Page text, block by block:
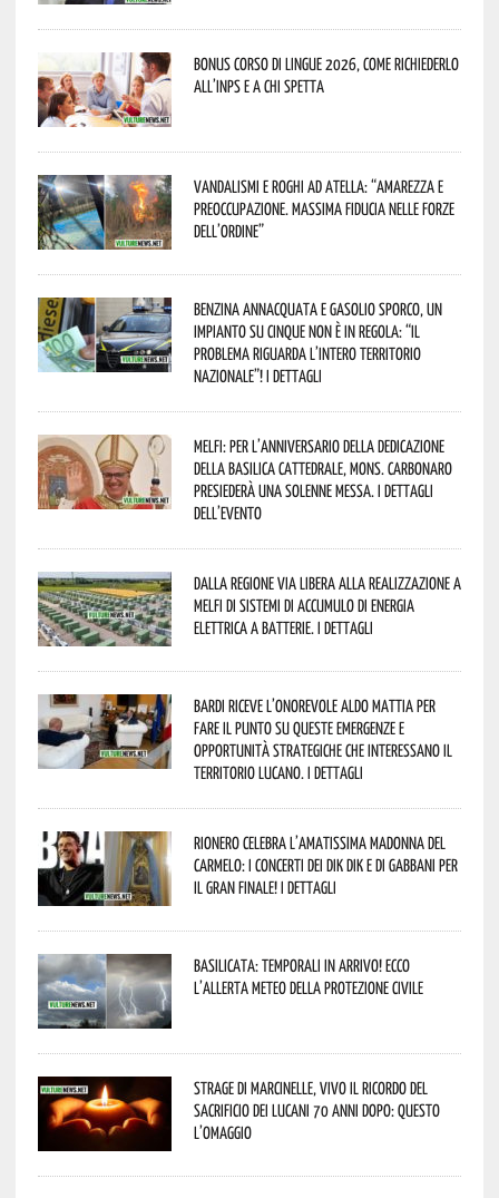
Bonus corso di lingue 2026, come richiederlo
all’INPS e a chi spetta
Vandalismi e roghi ad Atella: “Amarezza e
preoccupazione. Massima fiducia nelle Forze
dell’Ordine”
Benzina annacquata e gasolio sporco, un
impianto su cinque non è in regola: “il
problema riguarda l’intero territorio
Nazionale”! I dettagli
Melfi: per l’anniversario della Dedicazione
della Basilica Cattedrale, Mons. Carbonaro
presiederà una solenne messa. I dettagli
dell’evento
Dalla Regione via libera alla realizzazione a
Melfi di sistemi di accumulo di energia
elettrica a batterie. I dettagli
Bardi riceve l’onorevole Aldo Mattia per
fare il punto su queste emergenze e
opportunità strategiche che interessano il
territorio lucano. I dettagli
Rionero celebra l’amatissima Madonna del
Carmelo: i concerti dei DIK DIK e di Gabbani per
il gran finale! I dettagli
Basilicata: temporali in arrivo! Ecco
l’allerta meteo della Protezione civile
Strage di Marcinelle, vivo il ricordo del
sacrificio dei lucani 70 anni dopo: questo
l’omaggio